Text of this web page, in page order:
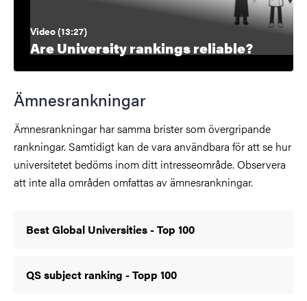
Video (13:27)
Are University rankings reliable?
Ämnesrankningar
Ämnesrankningar har samma brister som övergripande
rankningar. Samtidigt kan de vara användbara för att se hur
universitetet bedöms inom ditt intresseområde. Observera
att inte alla områden omfattas av ämnesrankningar.
Best Global Universities - Top 100
QS subject ranking - Topp 100